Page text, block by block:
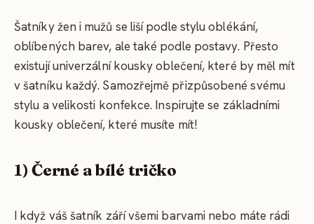
Šatníky žen i mužů se liší podle stylu oblékání,
oblíbených barev, ale také podle postavy. Přesto
existují univerzální kousky oblečení, které by měl mít
v šatníku každý. Samozřejmě přizpůsobené svému
stylu a velikosti konfekce. Inspirujte se základními
kousky oblečení, které musíte mít!
1) Černé a bílé tričko
I když váš šatník září všemi barvami nebo máte rádi